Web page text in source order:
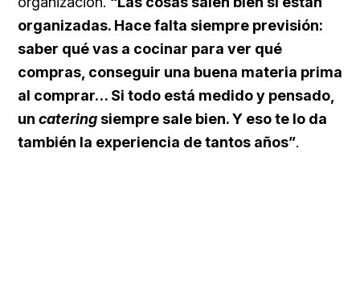
organizadas. Hace falta siempre previsión:
saber qué vas a cocinar para ver qué
compras, conseguir una buena materia prima
al comprar… Si todo está medido y pensado,
un cateringsiempre sale bien. Y eso te lo da
también la experiencia de tantos años”.